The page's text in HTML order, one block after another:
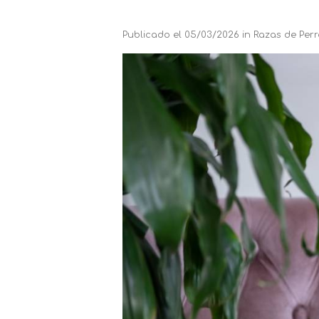
Publicado el 05/03/2026 in Razas de